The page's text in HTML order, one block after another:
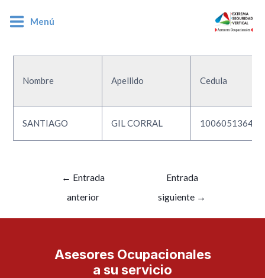
Menú
Nombre Apellido Cedula
SANTIAGO GIL CORRAL 1006051364
← Entrada
anterior
Entrada
siguiente →
Asesores Ocupacionales
a su servicio